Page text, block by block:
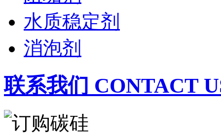
水质稳定剂
消泡剂
联系我们 CONTACT